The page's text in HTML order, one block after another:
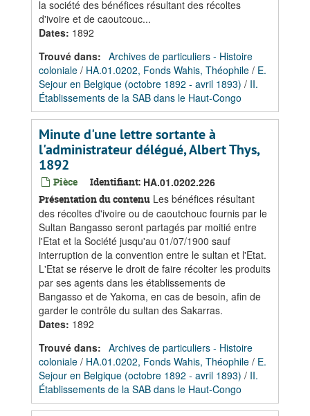
la société des bénéfices résultant des récoltes
d'ivoire et de caoutcouc...
Dates: 1892
Trouvé dans: Archives de particuliers - Histoire
coloniale / HA.01.0202, Fonds Wahis, Théophile / E.
Sejour en Belgique (octobre 1892 - avril 1893) / II.
Établissements de la SAB dans le Haut-Congo
Minute d'une lettre sortante à
l'administrateur délégué, Albert Thys,
1892
Pièce Identifiant: HA.01.0202.226
Présentation du contenu Les bénéfices résultant
des récoltes d'ivoire ou de caoutchouc fournis par le
Sultan Bangasso seront partagés par moitié entre
l'Etat et la Société jusqu'au 01/07/1900 sauf
interruption de la convention entre le sultan et l'Etat.
L'Etat se réserve le droit de faire récolter les produits
par ses agents dans les établissements de
Bangasso et de Yakoma, en cas de besoin, afin de
garder le contrôle du sultan des Sakarras.
Dates: 1892
Trouvé dans: Archives de particuliers - Histoire
coloniale / HA.01.0202, Fonds Wahis, Théophile / E.
Sejour en Belgique (octobre 1892 - avril 1893) / II.
Établissements de la SAB dans le Haut-Congo